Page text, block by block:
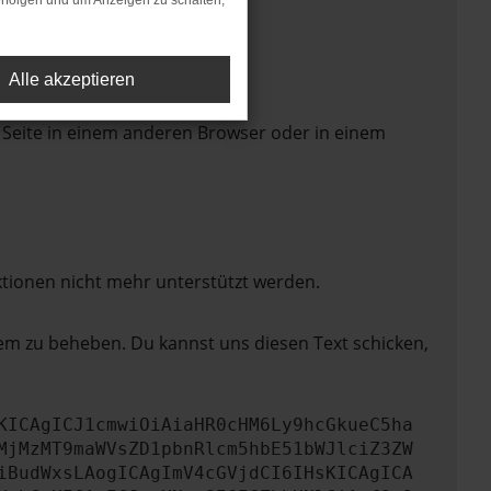
in einem anderen Browser oder in einem
nicht mehr unterstützt werden.
zu beheben. Du kannst uns diesen Text schicken,
Alle akzeptieren